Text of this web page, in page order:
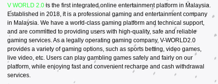
V WORLD 2.0is the first integrated online entertainment platform in Malaysia.
Established in 2018, it is a professional gaming and entertainment company
in Malaysia. We have a world-class gaming platform and technical support,
and are committed to providing users with high-quality, safe and reliable
gaming services. As a legally operating gaming company, V-WORLD2.0
provides a variety of gaming options, such as sports betting, video games,
live video, etc. Users can play gambling games safely and fairly on our
platform, while enjoying fast and convenient recharge and cash withdrawal
services.